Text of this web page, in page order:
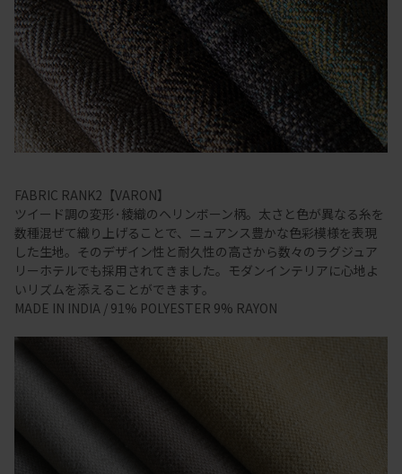
FABRIC RANK2【VARON】
ツイード調の変形･綾織のヘリンボーン柄。太さと色が異なる糸を
数種混ぜて織り上げることで、ニュアンス豊かな色彩模様を表現
した生地。そのデザイン性と耐久性の高さから数々のラグジュア
リーホテルでも採用されてきました。モダンインテリアに心地よ
いリズムを添えることができます。
MADE IN INDIA / 91% POLYESTER 9% RAYON